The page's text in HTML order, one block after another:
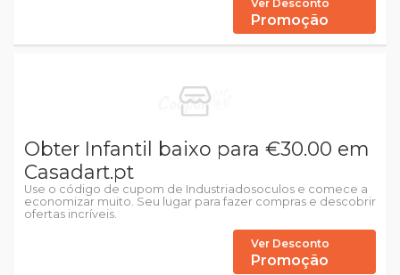
Ver Desconto
Promoção
Obter Infantil baixo para €30.00 em
Casadart.pt
Use o código de cupom de Industriadosoculos e comece a
economizar muito. Seu lugar para fazer compras e descobrir
ofertas incríveis.
Ver Desconto
Promoção